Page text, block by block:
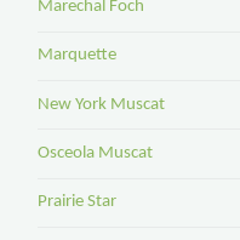
Marechal Foch
Marquette
New York Muscat
Osceola Muscat
Prairie Star